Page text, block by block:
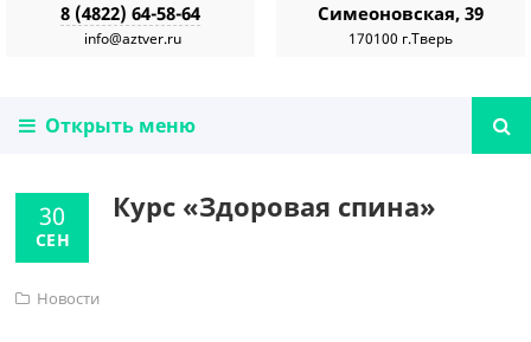
8 (4822) 64-58-64
info@aztver.ru
Симеоновская, 39
170100 г.Тверь
Открыть меню
30
СЕН
Курс «Здоровая спина»
Новости